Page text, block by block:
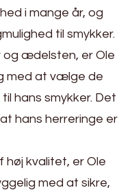
i mange år, og
til smykker.
og ædelsten, er Ole
med at vælge de
hans smykker. Det
hans herreringe er
kvalitet, er Ole
med at sikre,